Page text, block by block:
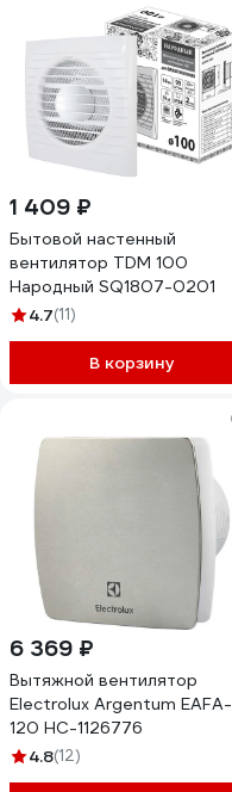
1 409 ₽
Бытовой настенный
вентилятор TDM 100
Народный SQ1807-0201
4.7(11)
В корзину
6 369 ₽
Вытяжной вентилятор
Electrolux Argentum EAFA-
120 НС-1126776
4.8(12)